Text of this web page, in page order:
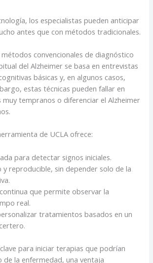
los especialistas pueden anticipar
antes que con métodos tradicionales.
convencionales de diagnóstico
del Alzheimer se basa en entrevistas
básicas y, en algunos casos,
estas técnicas pueden fallar en
tempranos o diferenciar el Alzheimer
de UCLA ofrece:
para detectar signos iniciales.
y reproducible, sin depender solo de la
que permite observar la
real.
tratamientos basados en un
para iniciar terapias que podrían
de la enfermedad, una ventaja